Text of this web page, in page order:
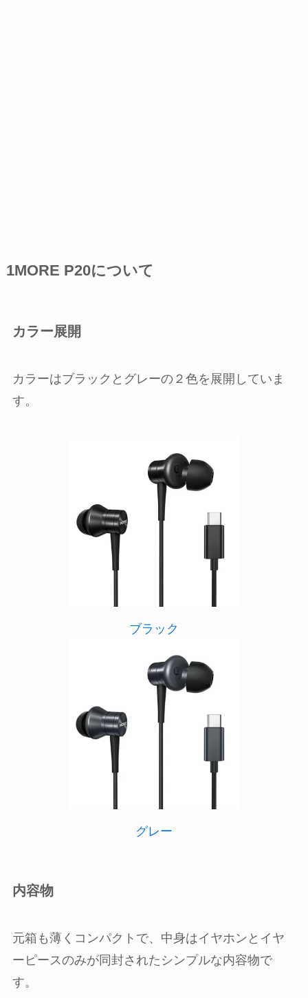
1MORE P20について
カラー展開
カラーはブラックとグレーの２色を展開していま
す。
ブラック
グレー
内容物
元箱も薄くコンパクトで、中身はイヤホンとイヤ
ーピースのみが同封されたシンプルな内容物で
す。